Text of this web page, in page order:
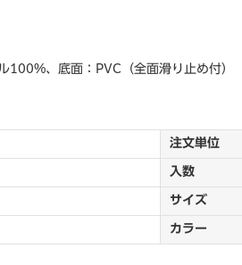
100%、底面：PVC（全面滑り止め付）
注文単位
入数
サイズ
カラー